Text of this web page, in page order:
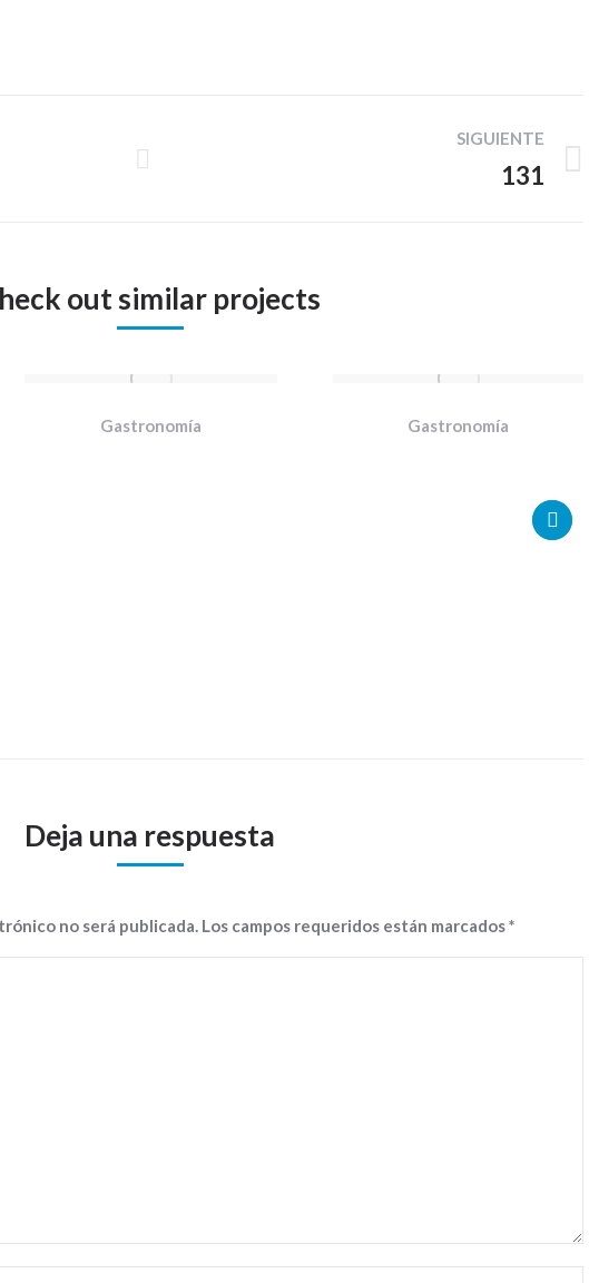
SIGUIENTE
131
out similar projects
Gastronomía Gastronomía
Deja una respuesta
no será publicada. Los campos requeridos están marcados*